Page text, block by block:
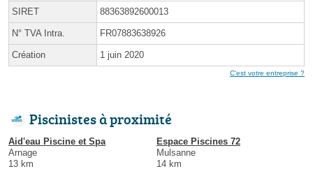
SIRET 88363892600013
N° TVA Intra. FR07883638926
Création 1 juin 2020
C'est votre entreprise ?
Piscinistes à proximité
Aid'eau Piscine et Spa
Arnage
13 km
Espace Piscines 72
Mulsanne
14 km